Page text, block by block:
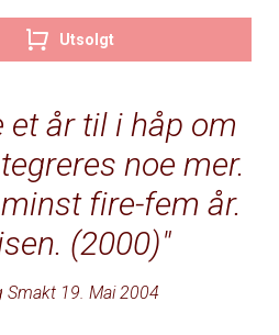
et år til i håp om
noe mer.
fire-fem år.
(2000)
Smakt 19. Mai 2004
Utsolgt